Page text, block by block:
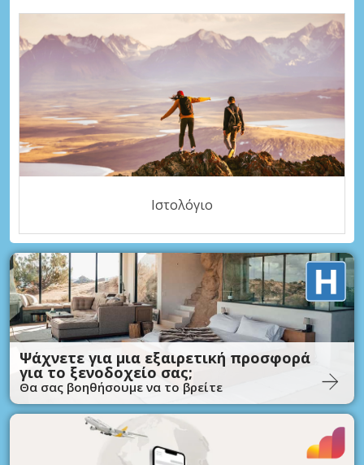
Ιστολόγιο
Ψάχνετε για μια εξαιρετική προσφορά
για το ξενοδοχείο σας;
Θα σας βοηθήσουμε να το βρείτε